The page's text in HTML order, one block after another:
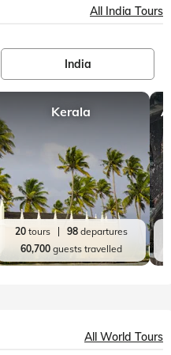
All India Tours
India
Kerala
20tours 98departures
60,700guests travelled
All World Tours